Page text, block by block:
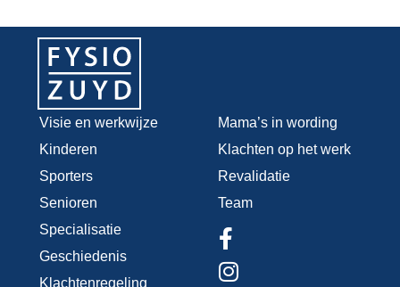
Visie en werkwijze
Kinderen
Sporters
Senioren
Mama’s in wording
Klachten op het werk
Revalidatie
Team
Specialisatie
Geschiedenis
Klachtenregeling